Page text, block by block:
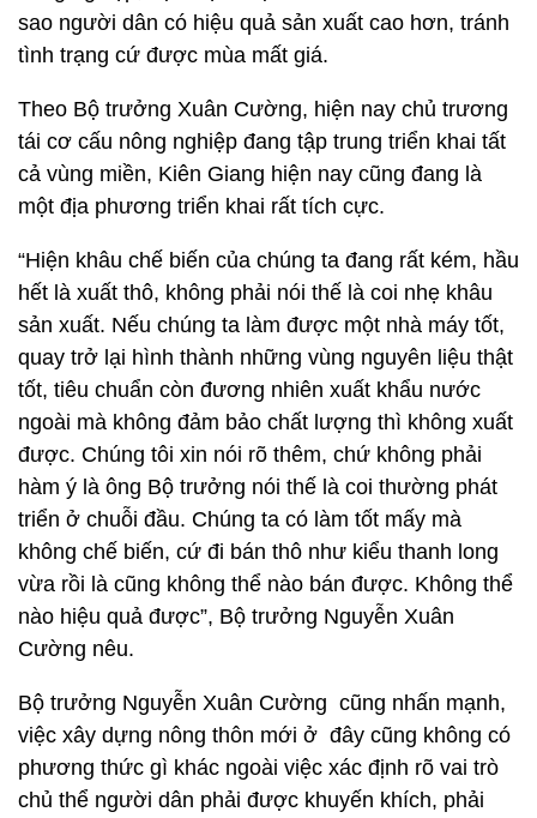
sao người dân có hiệu quả sản xuất cao hơn, tránh
tình trạng cứ được mùa mất giá.
Theo Bộ trưởng Xuân Cường, hiện nay chủ trương
tái cơ cấu nông nghiệp đang tập trung triển khai tất
cả vùng miền, Kiên Giang hiện nay cũng đang là
một địa phương triển khai rất tích cực.
“Hiện khâu chế biến của chúng ta đang rất kém, hầu
hết là xuất thô, không phải nói thế là coi nhẹ khâu
sản xuất. Nếu chúng ta làm được một nhà máy tốt,
quay trở lại hình thành những vùng nguyên liệu thật
tốt, tiêu chuẩn còn đương nhiên xuất khẩu nước
ngoài mà không đảm bảo chất lượng thì không xuất
được. Chúng tôi xin nói rõ thêm, chứ không phải
hàm ý là ông Bộ trưởng nói thế là coi thường phát
triển ở chuỗi đầu. Chúng ta có làm tốt mấy mà
không chế biến, cứ đi bán thô như kiểu thanh long
vừa rồi là cũng không thể nào bán được. Không thể
nào hiệu quả được”, Bộ trưởng Nguyễn Xuân
Cường nêu.
Bộ trưởng Nguyễn Xuân Cường cũng nhấn mạnh,
việc xây dựng nông thôn mới ở đây cũng không có
phương thức gì khác ngoài việc xác định rõ vai trò
chủ thể người dân phải được khuyến khích, phải